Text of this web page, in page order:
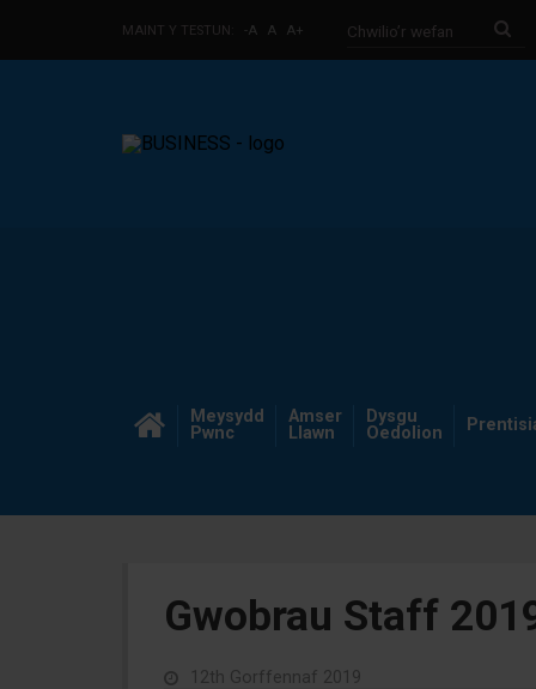
MAINT Y TESTUN: -A A A+
Meysydd
Pwnc
Amser
Llawn
Dysgu
Oedolion
Gwobrau Staff
12th Gorffennaf 2019